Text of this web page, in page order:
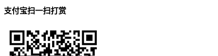
支付宝扫一扫打赏